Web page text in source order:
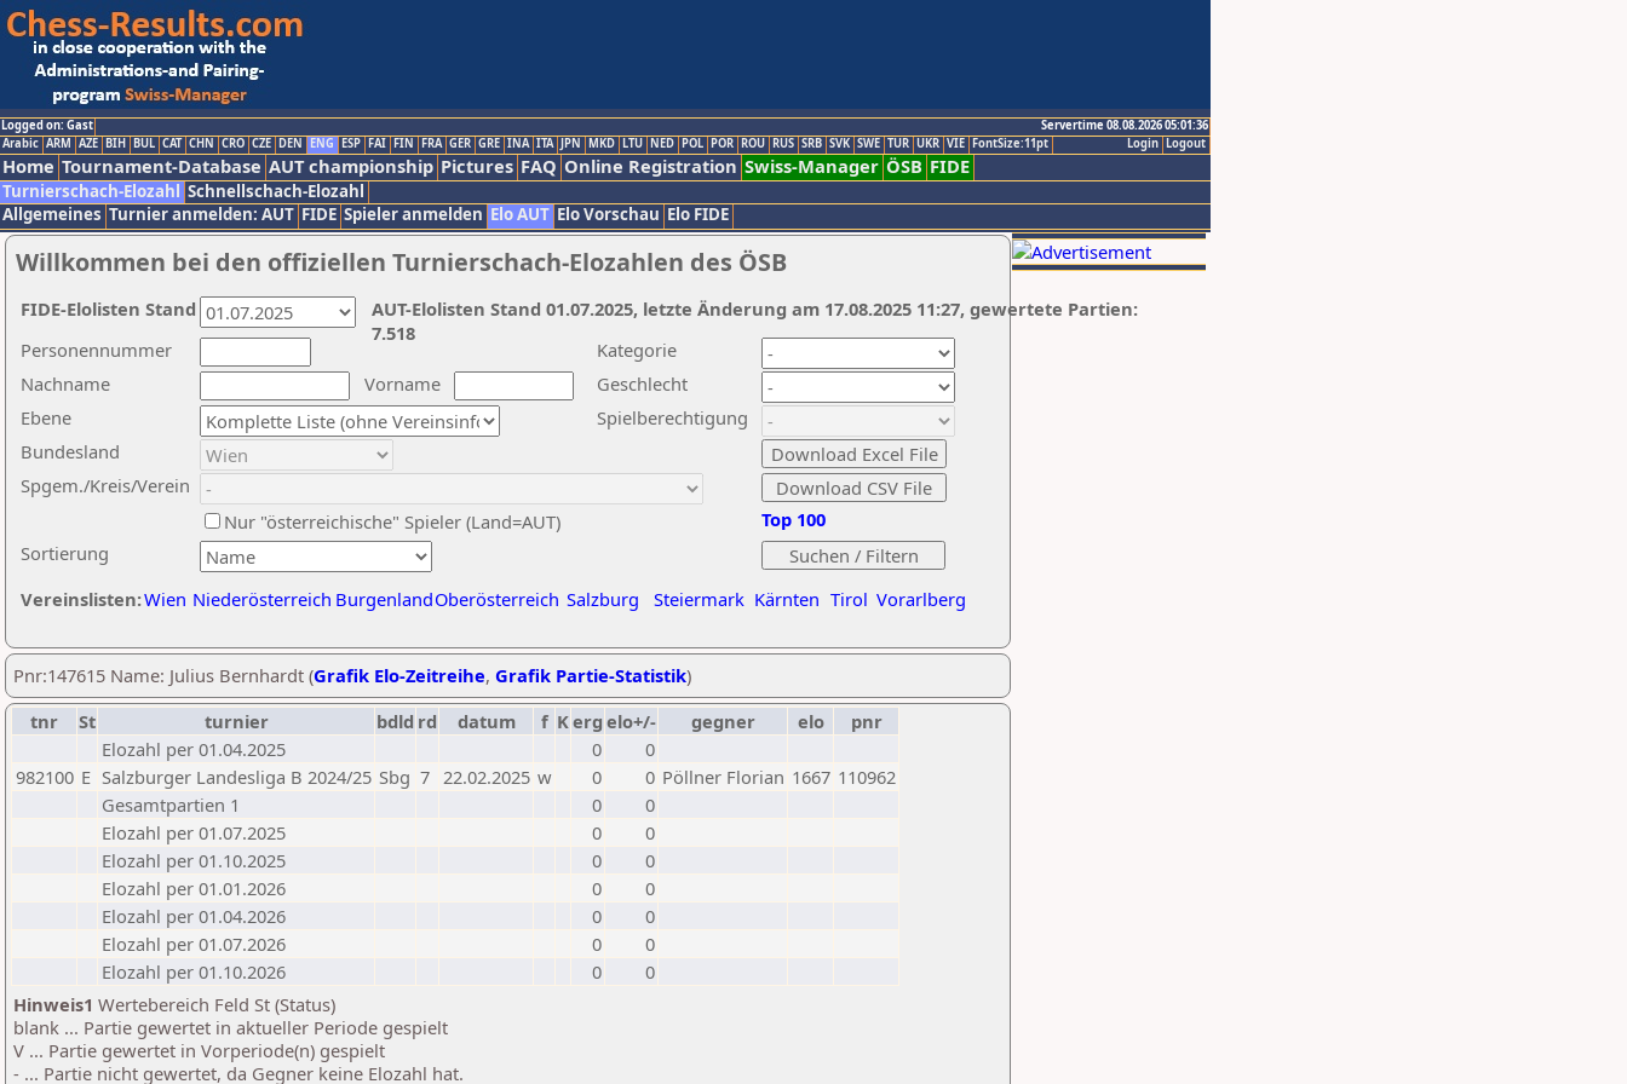
Logged on: Gast
Servertime 08.08.2026 05:01:36
Logout
Login
Arabic ARM AZE BIH BUL CAT CHN CRO CZE DEN ENG ESP FAI FIN FRA GER GRE INA ITA JPN MKD LTU NED POL POR ROU RUS SRB SVK SWE TUR UKR VIE FontSize:11pt
Home Tournament-Database AUT championship Pictures FAQ Online Registration Swiss-Manager ÖSB FIDE
Turnierschach-Elozahl Schnellschach-Elozahl
Allgemeines Turnier anmelden: AUT FIDE Spieler anmelden Elo AUT Elo Vorschau Elo FIDE
Willkommen bei den offiziellen Turnierschach-Elozahlen des ÖSB
Nachname
Vorname
Ebene
Kategorie
Sortierung
Personennummer
Bundesland
Spgem./Kreis/Verein
Geschlecht
Nur "österreichische" Spieler (Land=AUT)
Spielberechtigung
Vereinslisten:Wien Niederösterreich BurgenlandOberösterreich Salzburg Steiermark Kärnten Tirol Vorarlberg
Top 100
AUT-Elolisten Stand 01.07.2025, letzte Änderung am 17.08.2025 11:27, gewertete Partien:
7.518
FIDE-Elolisten Stand
Pnr:147615 Name: Julius Bernhardt (Grafik Elo-Zeitreihe, Grafik Partie-Statistik)
tnr
St turnier bdld rd datum f Kerg elo+/- gegner elo
pnr
Elozahl per 01.04.2025
0
0
982100 E Salzburger Landesliga B 2024/25 Sbg 7 22.02.2025 w 0 0 Pöllner Florian 1667 110962
Gesamtpartien 1
0
0
Elozahl per 01.07.2025
0
0
Elozahl per 01.10.2025
0
0
Elozahl per 01.01.2026
0
0
Elozahl per 01.04.2026
0
0
Elozahl per 01.07.2026
0
0
Elozahl per 01.10.2026
0
0
Hinweis1 Wertebereich Feld St (Status)
blank ... Partie gewertet in aktueller Periode gespielt
V ... Partie gewertet in Vorperiode(n) gespielt
- ... Partie nicht gewertet, da Gegner keine Elozahl hat.